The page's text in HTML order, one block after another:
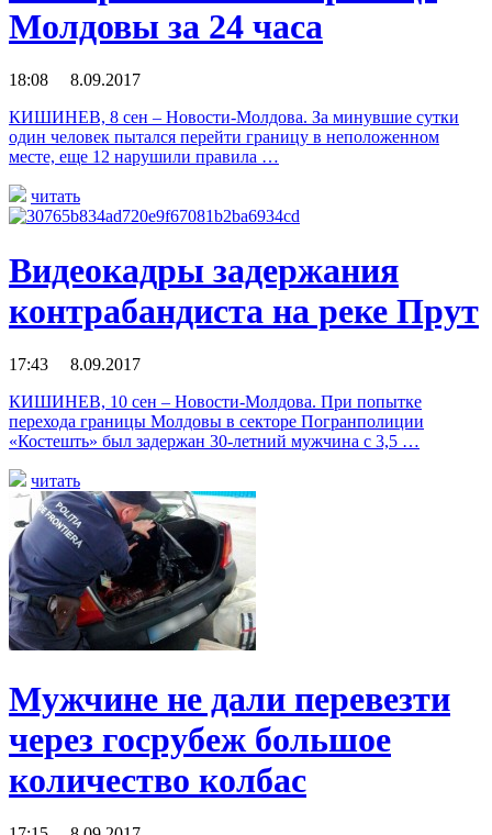
Молдовы за 24 часа
18:08 8.09.2017
КИШИНЕВ, 8 сен – Новости-Молдова. За минувшие сутки
один человек пытался перейти границу в неположенном
месте, еще 12 нарушили правила …
читать
Видеокадры задержания
контрабандиста на реке Прут
17:43 8.09.2017
КИШИНЕВ, 10 сен – Новости-Молдова. При попытке
перехода границы Молдовы в секторе Погранполиции
«Костешть» был задержан 30-летний мужчина с 3,5 …
читать
Мужчине не дали перевезти
через госрубеж большое
количество колбас